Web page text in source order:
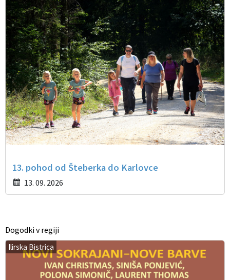
13. pohod od Šteberka do Karlovce
13. 09. 2026
Dogodki v regiji
Ilirska Bistrica